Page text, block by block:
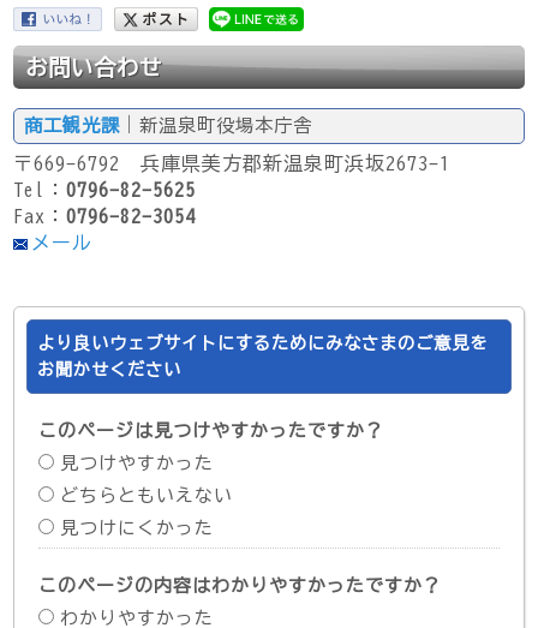
お問い合わせ
商工観光課 ｜新温泉町役場本庁舎
〒669-6792 兵庫県美方郡新温泉町浜坂2673-1
Tel：0796-82-5625
Fax：0796-82-3054
メール
より良いウェブサイトにするためにみなさまのご意見を
お聞かせください
このページは見つけやすかったですか？
見つけやすかった
どちらともいえない
見つけにくかった
このページの内容はわかりやすかったですか？
わかりやすかった